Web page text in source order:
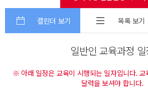
캘린더 보기 목록 보기
일반인 교육과정 일
※ 아래 일정은 교육이 시행되는 일자입니다. 교
달력을 보셔야 합니다.